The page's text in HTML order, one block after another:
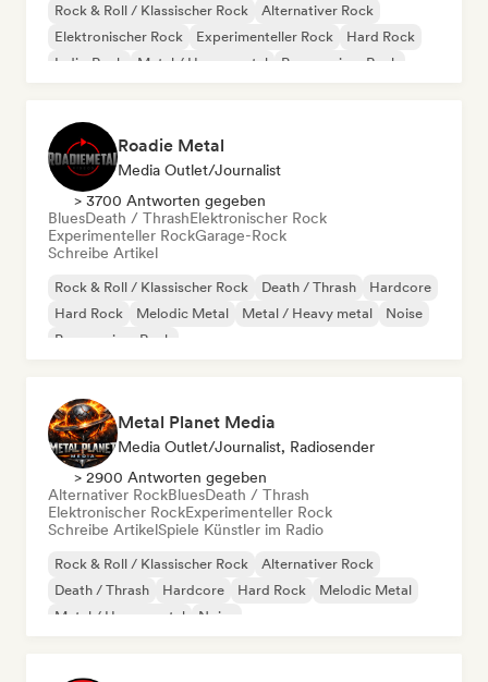
Rock & Roll / Klassischer Rock
Alternativer Rock
Elektronischer Rock
Experimenteller Rock
Hard Rock
Indie-Rock
Metal / Heavy metal Progressiver Rock
Roadie Metal
Media Outlet/Journalist
> 3700 Antworten gegeben
BluesDeath / ThrashElektronischer Rock
Experimenteller RockGarage-Rock
Schreibe Artikel
Rock & Roll / Klassischer Rock Death / Thrash
Hardcore
Hard Rock
Melodic Metal Metal / Heavy metal
Noise
Progressiver Rock
Metal Planet Media
Media Outlet/Journalist, Radiosender
> 2900 Antworten gegeben
Alternativer RockBluesDeath / Thrash
Elektronischer RockExperimenteller Rock
Schreibe ArtikelSpiele Künstler im Radio
Rock & Roll / Klassischer Rock
Alternativer Rock
Death / Thrash
Hardcore Hard Rock
Melodic Metal
Metal / Heavy metal
Noise